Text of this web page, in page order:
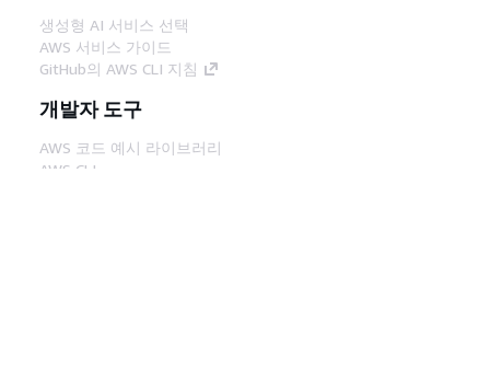
생성형 AI 서비스 선택
AWS 서비스 가이드
GitHub의 AWS CLI 지침
개발자 도구
AWS 코드 예시 라이브러리
AWS CLI